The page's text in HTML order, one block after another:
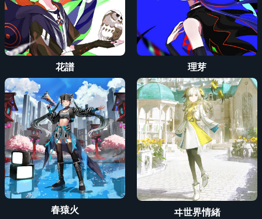
先行販売 (抽選)
花譜 理芽
春猿火 ヰ世界情緒